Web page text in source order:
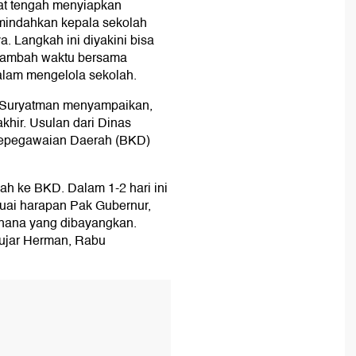
tengah menyiapkan
kepala sekolah
Langkah ini diyakini bisa
waktu bersama
mengelola sekolah.
menyampaikan,
Usulan dari Dinas
Daerah (BKD)
ke BKD. Dalam 1-2 hari ini
harapan Pak Gubernur,
yang dibayangkan.
Herman, Rabu